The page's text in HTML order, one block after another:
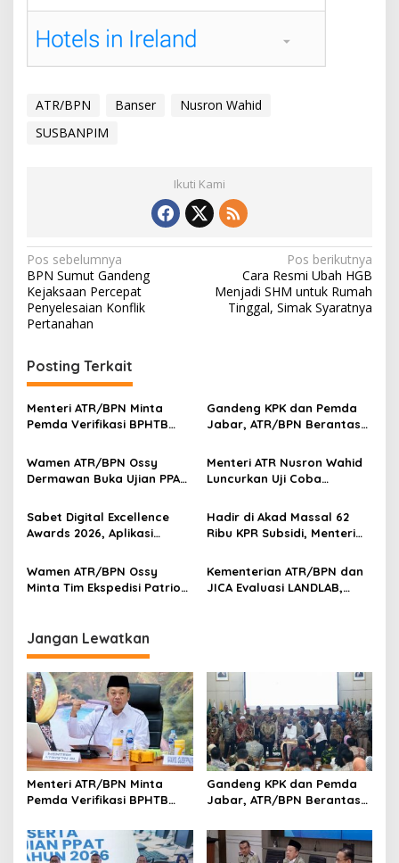
ATR/BPN Banser
Nusron Wahid
SUSBANPIM
Ikuti Kami
Navigasi
pos
Pos sebelumnya
BPN Sumut Gandeng
Kejaksaan Percepat
Penyelesaian Konflik
Pertanahan
Pos berikutnya
Cara Resmi Ubah HGB
Menjadi SHM untuk Rumah
Tinggal, Simak Syaratnya
Posting Terkait
Menteri ATR/BPN Minta
Pemda Verifikasi BPHTB
Bakal Diintegrasikan
Gandeng KPK dan Pemda
Jabar, ATR/BPN Berantas
Lahan
Wamen ATR/BPN Ossy
Dermawan Buka Ujian PPAT
Menteri ATR Nusron Wahid
Luncurkan Uji Coba
Hari Mulai 17 Agustus
Sabet Digital Excellence
Awards 2026, Aplikasi
Raih Top Public Service App
Hadir di Akad Massal 62
Ribu KPR Subsidi, Menteri
Beri Kepastian Hukum
Wamen ATR/BPN Ossy
Minta Tim Ekspedisi Patriot
Transmigrasi
Kementerian ATR/BPN dan
JICA Evaluasi LANDLAB,
Jangan Lewatkan
Menteri ATR/BPN Minta
Pemda Verifikasi BPHTB
Bakal Diintegrasikan
Gandeng KPK dan Pemda
Jabar, ATR/BPN Berantas
Lahan